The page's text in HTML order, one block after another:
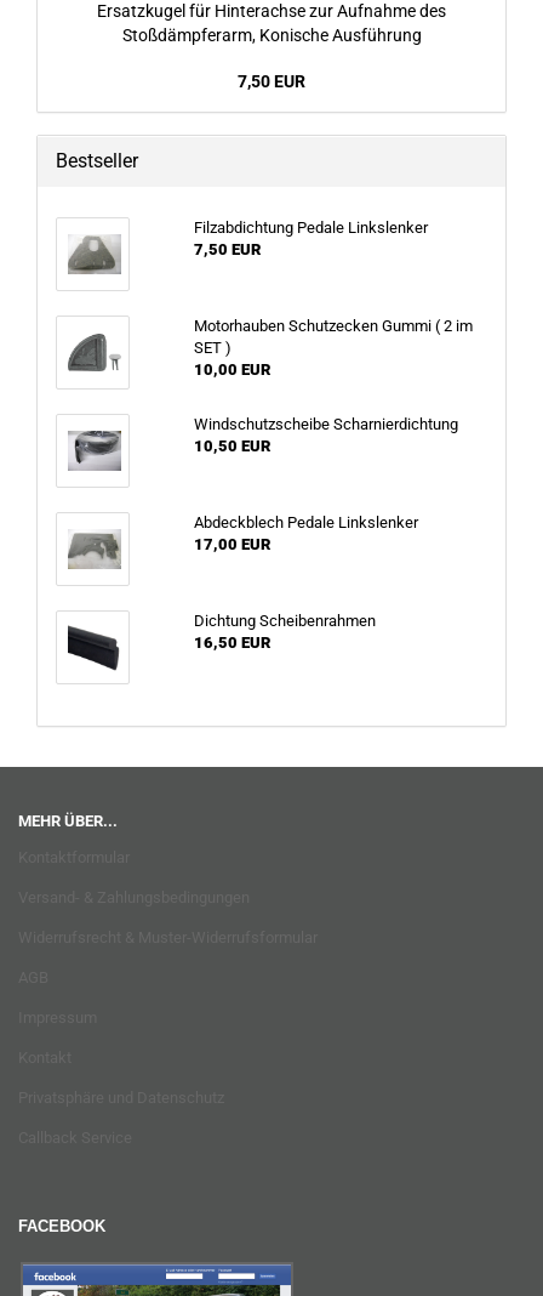
Ersatzkugel für Hinterachse zur Aufnahme des
Stoßdämpferarm, Konische Ausführung
7,50 EUR
Bestseller
Filzabdichtung Pedale Linkslenker
7,50 EUR
Motorhauben Schutzecken Gummi ( 2 im
SET )
10,00 EUR
Windschutzscheibe Scharnierdichtung
10,50 EUR
Abdeckblech Pedale Linkslenker
17,00 EUR
Dichtung Scheibenrahmen
16,50 EUR
MEHR ÜBER...
FACEBOOK